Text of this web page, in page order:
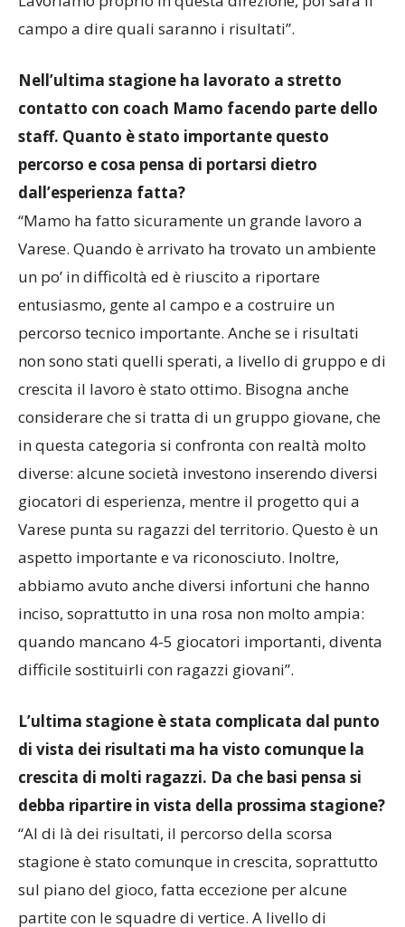
campo a dire quali saranno i risultati”.
Nell’ultima stagione ha lavorato a stretto
contatto con coach Mamo facendo parte dello
staff. Quanto è stato importante questo
percorso e cosa pensa di portarsi dietro
dall’esperienza fatta?
“Mamo ha fatto sicuramente un grande lavoro a
Varese. Quando è arrivato ha trovato un ambiente
un po’ in difficoltà ed è riuscito a riportare
entusiasmo, gente al campo e a costruire un
percorso tecnico importante. Anche se i risultati
non sono stati quelli sperati, a livello di gruppo e di
crescita il lavoro è stato ottimo. Bisogna anche
considerare che si tratta di un gruppo giovane, che
in questa categoria si confronta con realtà molto
diverse: alcune società investono inserendo diversi
giocatori di esperienza, mentre il progetto qui a
Varese punta su ragazzi del territorio. Questo è un
aspetto importante e va riconosciuto. Inoltre,
abbiamo avuto anche diversi infortuni che hanno
inciso, soprattutto in una rosa non molto ampia:
quando mancano 4-5 giocatori importanti, diventa
difficile sostituirli con ragazzi giovani”.
L’ultima stagione è stata complicata dal punto
di vista dei risultati ma ha visto comunque la
crescita di molti ragazzi. Da che basi pensa si
debba ripartire in vista della prossima stagione?
“Al di là dei risultati, il percorso della scorsa
stagione è stato comunque in crescita, soprattutto
sul piano del gioco, fatta eccezione per alcune
partite con le squadre di vertice. A livello di